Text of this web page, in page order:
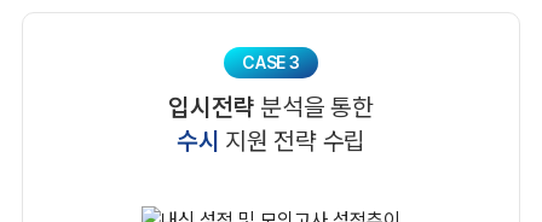
CASE 3
입시전략 분석을 통한
수시 지원 전략 수립